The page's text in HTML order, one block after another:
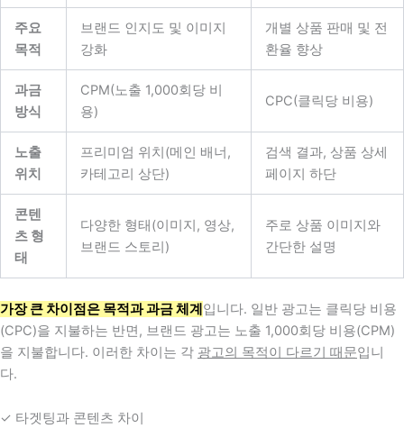
주요
목적
브랜드 인지도 및 이미지
강화
개별 상품 판매 및 전
환율 향상
과금
방식
CPM(노출 1,000회당 비
용)
CPC(클릭당 비용)
노출
위치
프리미엄 위치(메인 배너,
카테고리 상단)
검색 결과, 상품 상세
페이지 하단
콘텐
츠 형
태
다양한 형태(이미지, 영상,
브랜드 스토리)
주로 상품 이미지와
간단한 설명
가장 큰 차이점은 목적과 과금 체계입니다. 일반 광고는 클릭당 비용
(CPC)을 지불하는 반면, 브랜드 광고는 노출 1,000회당 비용(CPM)
을 지불합니다. 이러한 차이는 각 광고의 목적이 다르기 때문입니
다.
✓ 타겟팅과 콘텐츠 차이